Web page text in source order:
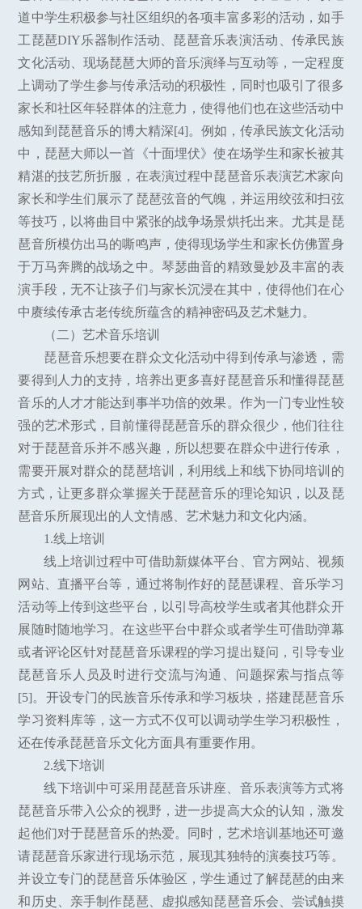
道中学生积极参与社区组织的各项丰富多彩的活动，如手
工琵琶DIY乐器制作活动、琵琶音乐表演活动、传承民族
文化活动、现场琵琶大师的音乐演绎与互动等，一定程度
上调动了学生参与传承活动的积极性，同时也吸引了很多
家长和社区年轻群体的注意力，使得他们也在这些活动中
感知到琵琶音乐的博大精深[4]。例如，传承民族文化活动
中，琵琶大师以一首《十面埋伏》使在场学生和家长被其
精湛的技艺所折服，在表演过程中琵琶音乐表演艺术家向
家长和学生们展示了琵琶弦音的气魄，并运用绞弦和扫弦
等技巧，以将曲目中紧张的战争场景烘托出来。尤其是琵
琶音所模仿出马的嘶鸣声，使得现场学生和家长仿佛置身
于万马奔腾的战场之中。琴瑟曲音的精致曼妙及丰富的表
演手段，无不让孩子们与家长沉浸在其中，使得他们在心
中赓续传承古老传统所蕴含的精神密码及艺术魅力。
（二）艺术音乐培训
琵琶音乐想要在群众文化活动中得到传承与渗透，需
要得到人力的支持，培养出更多喜好琵琶音乐和懂得琵琶
音乐的人才才能达到事半功倍的效果。作为一门专业性较
强的艺术形式，目前懂得琵琶音乐的群众很少，他们往往
对于琵琶音乐并不感兴趣，所以想要在群众中进行传承，
需要开展对群众的琵琶培训，利用线上和线下协同培训的
方式，让更多群众掌握关于琵琶音乐的理论知识，以及琵
琶音乐所展现出的人文情感、艺术魅力和文化内涵。
1.线上培训
线上培训过程中可借助新媒体平台、官方网站、视频
网站、直播平台等，通过将制作好的琵琶课程、音乐学习
活动等上传到这些平台，以引导高校学生或者其他群众开
展随时随地学习。在这些平台中群众或者学生可借助弹幕
或者评论区针对琵琶音乐课程的学习提出疑问，引导专业
琵琶音乐人员及时进行交流与沟通、问题探索与指点等
[5]。开设专门的民族音乐传承和学习板块，搭建琵琶音乐
学习资料库等，这一方式不仅可以调动学生学习积极性，
还在传承琵琶音乐文化方面具有重要作用。
2.线下培训
线下培训中可采用琵琶音乐讲座、音乐表演等方式将
琵琶音乐带入公众的视野，进一步提高大众的认知，激发
起他们对于琵琶音乐的热爱。同时，艺术培训基地还可邀
请琵琶音乐家进行现场示范，展现其独特的演奏技巧等。
并设立专门的琵琶音乐体验区，学生通过了解琵琶的由来
和历史、亲手制作琵琶、虚拟感知琵琶音乐会、尝试触摸